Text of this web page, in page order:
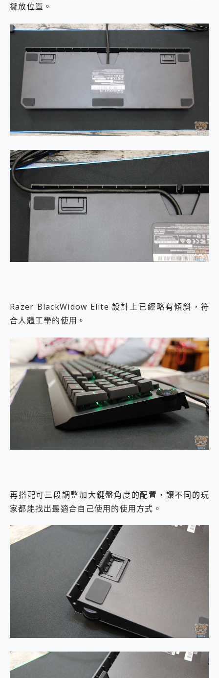
擺放位置。
Razer BlackWidow Elite 設計上已經略有傾斜，符
合人體工學的使用。
再搭配可三段調整加大鍵盤角度的配置，讓不同的玩
家都能找出最適合自己使用的使用方式。